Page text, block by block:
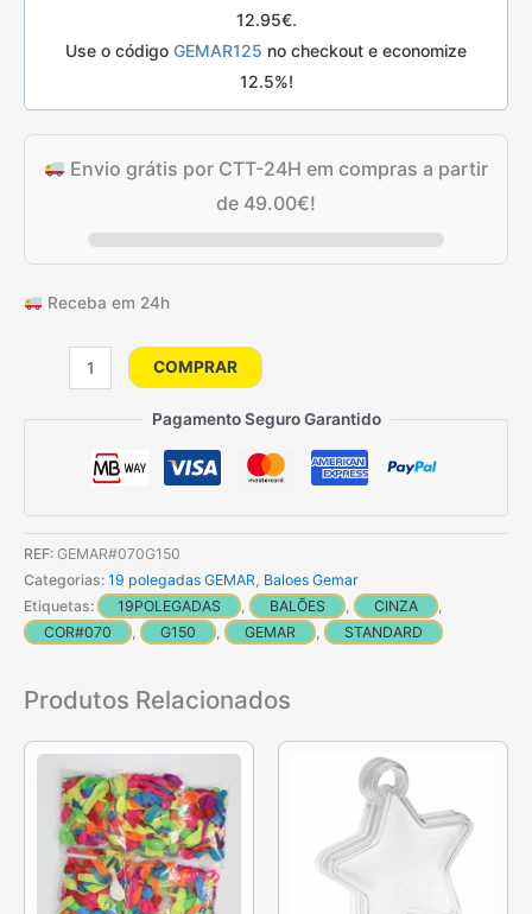
14.80€.
12.95€.
Use o código GEMAR125 no checkout e economize
12.5%!
Envio grátis por CTT-24H em compras a partir
de 49.00€!
Receba em 24h
Quantidade
50
48
GEMAR
COMPRAR
Pagamento Seguro Garantido
REF: GEMAR#070G150
Categorias: 19 polegadas GEMAR, Baloes Gemar
Etiquetas:
19POLEGADAS , BALÕES , CINZA
,
COR#070
, G150 , GEMAR , STANDARD
Produtos Relacionados